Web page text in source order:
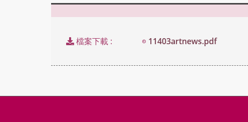
檔案下載 : 11403artnews.pdf